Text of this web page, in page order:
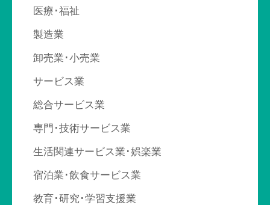
ョ
ン
医療･福祉
製造業
卸売業･小売業
サービス業
総合サービス業
専門･技術サービス業
生活関連サービス業･娯楽業
宿泊業･飲食サービス業
教育･研究･学習支援業